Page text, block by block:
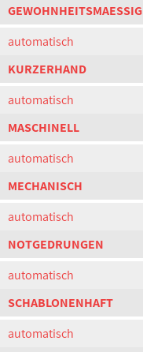
GEWOHNHEITSMAESSIG
automatisch
KURZERHAND
automatisch
MASCHINELL
automatisch
MECHANISCH
automatisch
NOTGEDRUNGEN
automatisch
SCHABLONENHAFT
automatisch